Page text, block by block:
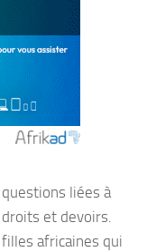
liées à
et devoirs.
africaines qui